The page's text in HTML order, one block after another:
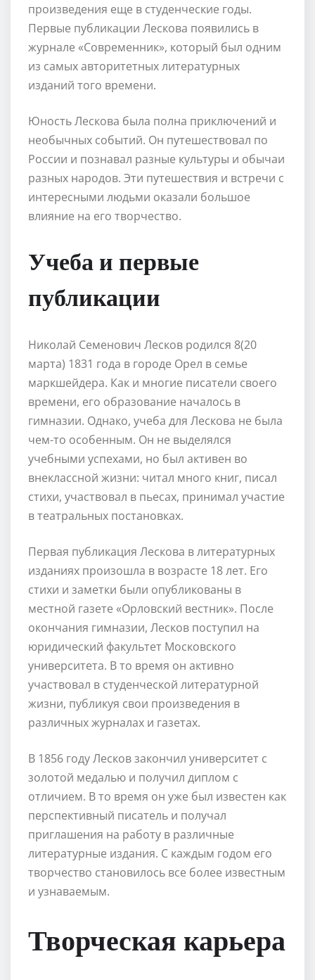
произведения еще в студенческие годы.
Первые публикации Лескова появились в
журнале «Современник», который был одним
из самых авторитетных литературных
изданий того времени.
Юность Лескова была полна приключений и
необычных событий. Он путешествовал по
России и познавал разные культуры и обычаи
разных народов. Эти путешествия и встречи с
интересными людьми оказали большое
влияние на его творчество.
Учеба и первые
публикации
Николай Семенович Лесков родился 8(20
марта) 1831 года в городе Орел в семье
маркшейдера. Как и многие писатели своего
времени, его образование началось в
гимназии. Однако, учеба для Лескова не была
чем-то особенным. Он не выделялся
учебными успехами, но был активен во
внеклассной жизни: читал много книг, писал
стихи, участвовал в пьесах, принимал участие
в театральных постановках.
Первая публикация Лескова в литературных
изданиях произошла в возрасте 18 лет. Его
стихи и заметки были опубликованы в
местной газете «Орловский вестник». После
окончания гимназии, Лесков поступил на
юридический факультет Московского
университета. В то время он активно
участвовал в студенческой литературной
жизни, публикуя свои произведения в
различных журналах и газетах.
В 1856 году Лесков закончил университет с
золотой медалью и получил диплом с
отличием. В то время он уже был известен как
перспективный писатель и получал
приглашения на работу в различные
литературные издания. С каждым годом его
творчество становилось все более известным
и узнаваемым.
Творческая карьера